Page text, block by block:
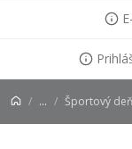
... Športový